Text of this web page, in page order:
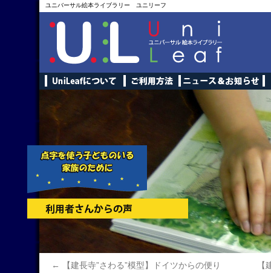
ユニバーサル絵本ライブラリー ユニリーフ
← 【建長寺”さわる”模型】ドイツからの便り